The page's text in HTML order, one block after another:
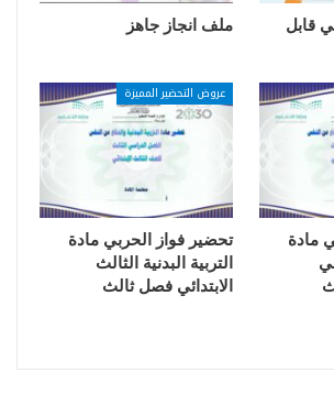
قابل
ملف انجاز جاهز
مادة
عروض التحضير المميزة
تحضير فواز الحربي مادة
التربية البدنية الثالث
الابتدائي فصل ثالث